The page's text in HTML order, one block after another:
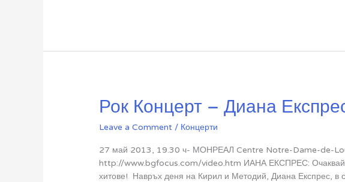
Рок Концерт – Диана
Leave a Comment / Концерти
27 май 2013, 19.30 ч- МОНРЕАЛ Centre Notre-Dame-de-
http://www.bgfocus.com/video.htm ИАНА ЕКСПРЕС:
хитове! Навръх деня на Кирил и Методий, Диана Експрес,